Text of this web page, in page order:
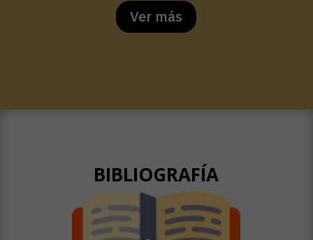
Ver más
BIBLIOGRAFÍA